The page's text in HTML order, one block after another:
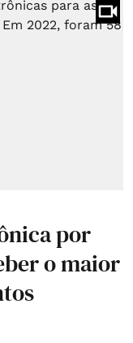
por
o maior